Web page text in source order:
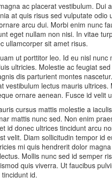
ac placerat vestibulum. Dui
at quis risus sed vulputate
arcu dui. Morbi enim nunc
eget nullam non nisi. In vitae
ullamcorper sit amet risus.
ut porttitor leo. Id eu nisl
ultricies. Molestie ac feugiat
dis parturient montes
vestibulum lectus mauris
ornare aenean. Fusce id velit
cursus mattis molestie a
mattis nunc sed. Non enim
id donec ultrices tincidunt arcu
velit. Diam sollicitudin tempor id
mi quis hendrerit dolor
Mollis nunc sed id semper
quis viverra. Ut faucibus
id.